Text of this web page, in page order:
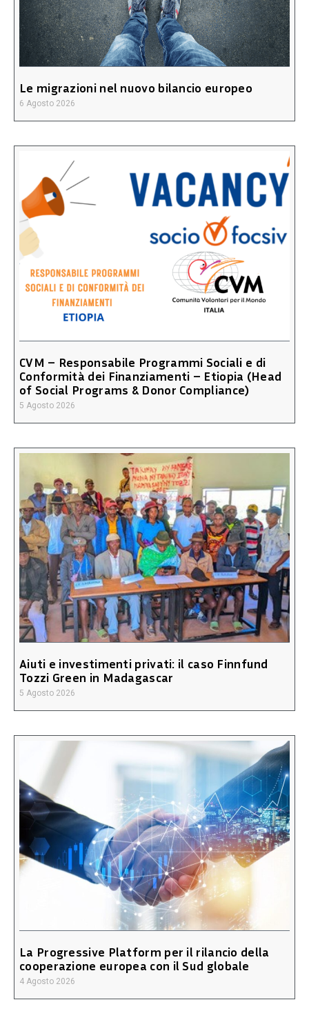
Le migrazioni nel nuovo bilancio europeo
6 Agosto 2026
CVM – Responsabile Programmi Sociali e di
Conformità dei Finanziamenti – Etiopia (Head
of Social Programs & Donor Compliance)
5 Agosto 2026
Aiuti e investimenti privati: il caso Finnfund
Tozzi Green in Madagascar
5 Agosto 2026
La Progressive Platform per il rilancio della
cooperazione europea con il Sud globale
4 Agosto 2026